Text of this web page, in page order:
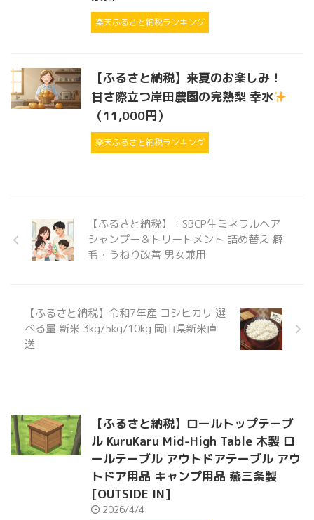
楽天ふるさと納税ランキング
【ふるさと納税】来夏のお楽しみ！
甘さ際立つ岸田農園の完熟梨 幸水
（11,000円）
楽天ふるさと納税ランキング
【ふるさと納税】：SBCP生ミネラルヘア
シャンプー＆トリートメント 詰め替え 癖
毛・うねり改善 男女兼用
【ふるさと納税】令和7年産 コシヒカリ 選
べる量 新米 3kg/5kg/10kg 岡山県新米直
送
【ふるさと納税】ロールトップテーブ
ル KuruKaru Mid-High Table 木製 ロ
ールテーブル アウトドアテーブル アウ
トドア用品 キャンプ用品 燕三条製
[OUTSIDE IN]
2026/4/4